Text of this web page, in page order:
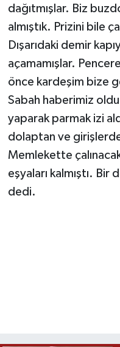
dağıtmışlar. Biz
almıştık. Prizini bile
Dışarıdaki demir
açamamışlar.
önce kardeşim bize
Sabah haberimiz
yaparak parmak izi
dolaptan ve
Memlekette
eşyaları kalmıştı. Bir
dedi.